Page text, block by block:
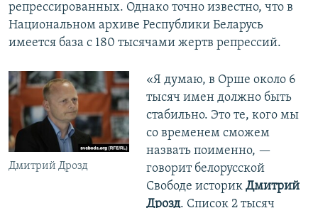
репрессированных. Однако точно известно, что в
Национальном архиве Республики Беларусь
имеется база с 180 тысячами жертв репрессий.
Дмитрий Дрозд
«Я думаю, в Орше около 6
тысяч имен должно быть
стабильно. Это те, кого мы
со временем сможем
назвать поименно, —
говорит белорусской
Свободе историк Дмитрий
Дрозд. Список 2 тысяч